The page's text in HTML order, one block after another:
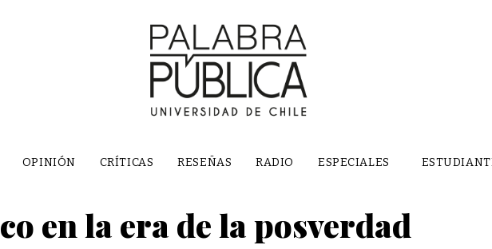
OPINIÓN CRÍTICAS RESEÑAS RADIO ESPECIALES
en la era de la posverdad